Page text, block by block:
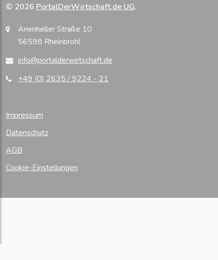
© 2026 PortalDerWirtschaft.de UG.
Arienheller Straße 10
56598 Rheinbrohl
info@portalderwirtschaft.de
+49 (0) 2635 / 9224 - 21
Impressum
Datenschutz
AGB
Cookie-Einstellungen